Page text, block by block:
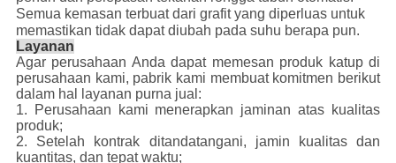
Semua kemasan terbuat dari grafit yang diperluas untuk
memastikan tidak dapat diubah pada suhu berapa pun.
Layanan
Agar perusahaan Anda dapat memesan produk katup di
perusahaan kami, pabrik kami membuat komitmen berikut
dalam hal layanan purna jual:
1. Perusahaan kami menerapkan jaminan atas kualitas
produk;
2. Setelah kontrak ditandatangani, jamin kualitas dan
kuantitas, dan tepat waktu;